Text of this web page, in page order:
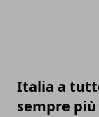
Italia a
sempre